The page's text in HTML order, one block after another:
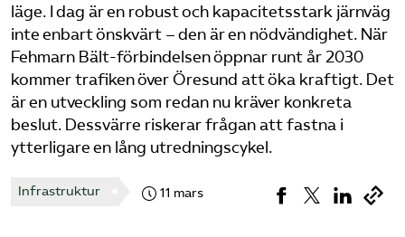
Logga in på Arbetsgivarguiden
Sök på tagforetagen.se
läge. I dag är en robust och kapacitetsstark järnväg
inte enbart önskvärt – den är en nödvändighet. När
Fehmarn Bält-förbindelsen öppnar runt år 2030
kommer trafiken över Öresund att öka kraftigt. Det
är en utveckling som redan nu kräver konkreta
beslut. Dessvärre riskerar frågan att fastna i
ytterligare en lång utredningscykel.
Infrastruktur 11 mars